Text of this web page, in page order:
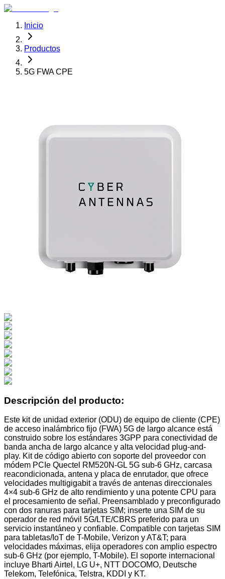
Inicio
Productos
5G FWA CPE
Descripción del producto:
Este kit de unidad exterior (ODU) de equipo de cliente (CPE)
de acceso inalámbrico fijo (FWA) 5G de largo alcance está
construido sobre los estándares 3GPP para conectividad de
banda ancha de largo alcance y alta velocidad plug-and-
play. Kit de código abierto con soporte del proveedor con
módem PCIe Quectel RM520N-GL 5G sub-6 GHz, carcasa
reacondicionada, antena y placa de enrutador, que ofrece
velocidades multigigabit a través de antenas direccionales
4×4 sub-6 GHz de alto rendimiento y una potente CPU para
el procesamiento de señal. Preensamblado y preconfigurado
con dos ranuras para tarjetas SIM; inserte una SIM de su
operador de red móvil 5G/LTE/CBRS preferido para un
servicio instantáneo y confiable. Compatible con tarjetas SIM
para tabletas/IoT de T-Mobile, Verizon y AT&T; para
velocidades máximas, elija operadores con amplio espectro
sub-6 GHz (por ejemplo, T-Mobile). El soporte internacional
incluye Bharti Airtel, LG U+, NTT DOCOMO, Deutsche
Telekom, Telefónica, Telstra, KDDI y KT.